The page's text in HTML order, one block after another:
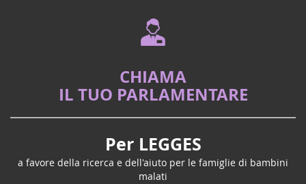
CHIAMA
IL TUO PARLAMENTARE
Per LEGGES
a favore della ricerca e dell'aiuto per le famiglie di bambini
malati